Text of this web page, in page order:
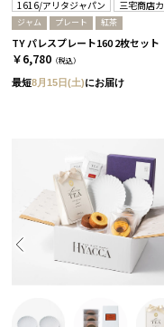
1616/アリタジャパン 三宅商店カ
ジャム プレート 紅茶
￥6,780 （税込）
最短8月15日(土)にお届け